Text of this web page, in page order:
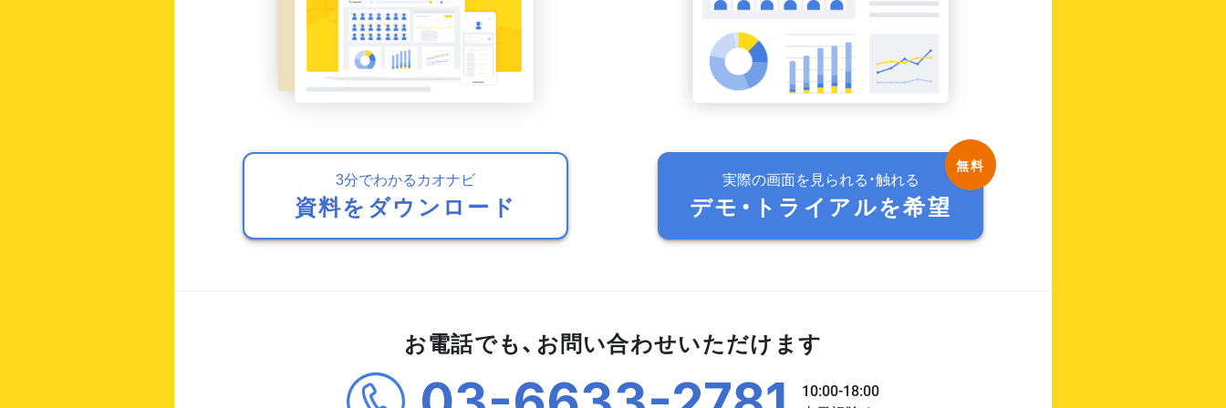
3分でわかるカオナビ
資料をダウンロード
実際の画面を見られる・触れる
デモ・トライアルを希望
お電話でも、お問い合わせいただけます